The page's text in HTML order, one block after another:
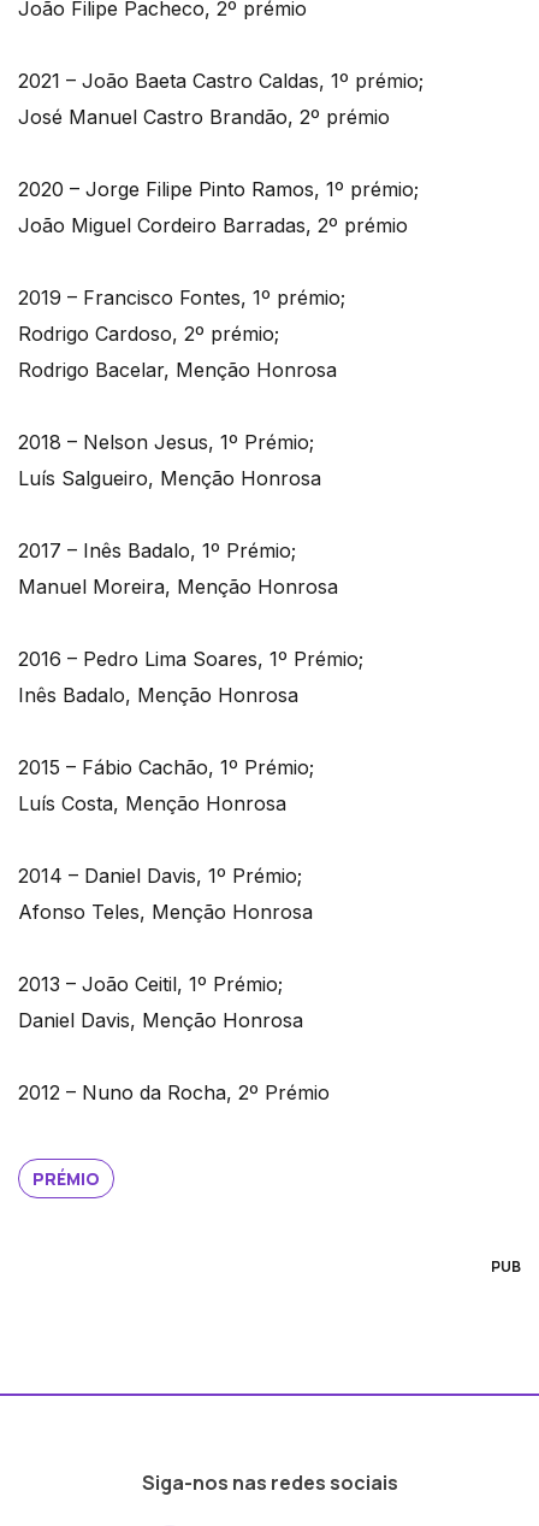
João Filipe Pacheco, 2º prémio
2021 – João Baeta Castro Caldas, 1º prémio;
José Manuel Castro Brandão, 2º prémio
2020 – Jorge Filipe Pinto Ramos, 1º prémio;
João Miguel Cordeiro Barradas, 2º prémio
2019 – Francisco Fontes, 1º prémio;
Rodrigo Cardoso, 2º prémio;
Rodrigo Bacelar, Menção Honrosa
2018 – Nelson Jesus, 1º Prémio;
Luís Salgueiro, Menção Honrosa
2017 – Inês Badalo, 1º Prémio;
Manuel Moreira, Menção Honrosa
2016 – Pedro Lima Soares, 1º Prémio;
Inês Badalo, Menção Honrosa
2015 – Fábio Cachão, 1º Prémio;
Luís Costa, Menção Honrosa
2014 – Daniel Davis, 1º Prémio;
Afonso Teles, Menção Honrosa
2013 – João Ceitil, 1º Prémio;
Daniel Davis, Menção Honrosa
2012 – Nuno da Rocha, 2º Prémio
PRÉMIO
PUB
Siga-nos nas redes sociais